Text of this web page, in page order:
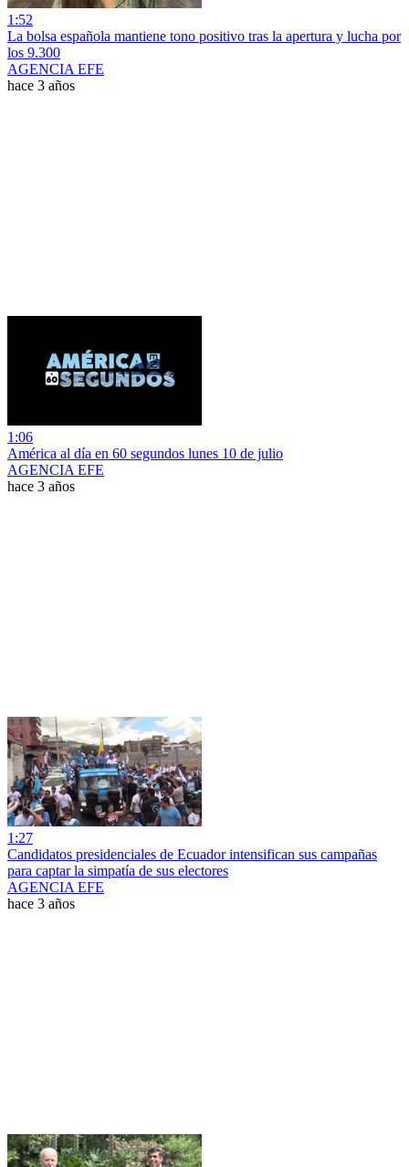
1:52
La bolsa española mantiene tono positivo tras la apertura y lucha por
los 9.300
AGENCIA EFE
hace 3 años
1:06
América al día en 60 segundos lunes 10 de julio
AGENCIA EFE
hace 3 años
1:27
Candidatos presidenciales de Ecuador intensifican sus campañas
para captar la simpatía de sus electores
AGENCIA EFE
hace 3 años